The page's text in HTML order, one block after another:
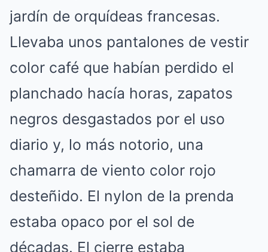
jardín de orquídeas francesas.
Llevaba unos pantalones de vestir
color café que habían perdido el
planchado hacía horas, zapatos
negros desgastados por el uso
diario y, lo más notorio, una
chamarra de viento color rojo
desteñido. El nylon de la prenda
estaba opaco por el sol de
décadas. El cierre estaba